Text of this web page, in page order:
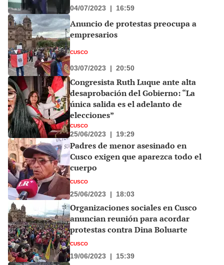
04/07/2023 | 16:59
Anuncio de protestas preocupa a
empresarios
CUSCO
03/07/2023 | 20:50
Congresista Ruth Luque ante alta
desaprobación del Gobierno: “La
única salida es el adelanto de
elecciones”
CUSCO
25/06/2023 | 19:29
Padres de menor asesinado en
Cusco exigen que aparezca todo el
cuerpo
CUSCO
25/06/2023 | 18:03
Organizaciones sociales en Cusco
anuncian reunión para acordar
protestas contra Dina Boluarte
CUSCO
19/06/2023 | 15:39